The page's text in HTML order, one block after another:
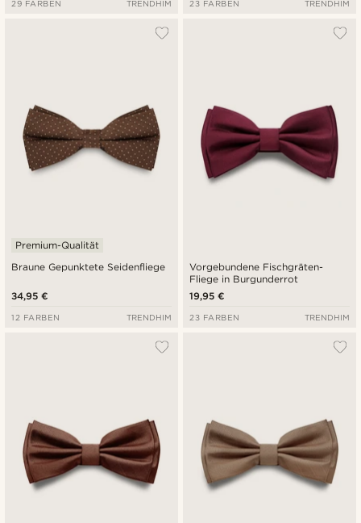
29 FARBEN TRENDHIM 23 FARBEN TRENDHIM
Braune Gepunktete Seidenfliege
Premium-Qualität
34,95 €
12 FARBEN TRENDHIM
Vorgebundene Fischgräten-
Fliege in Burgunderrot
19,95 €
23 FARBEN TRENDHIM